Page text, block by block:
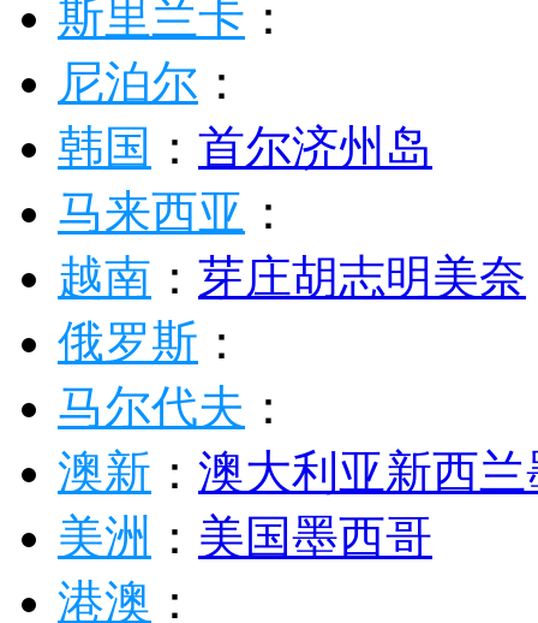
巴厘岛 ：
沙巴 ： 仙本那
斯里兰卡 ：
尼泊尔 ：
韩国： 首尔
马来西亚 ：
越南 ： 芽庄胡志明美奈
俄罗斯 ：
马尔代夫